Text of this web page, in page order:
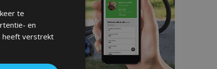
te
en
heeft verstrekt